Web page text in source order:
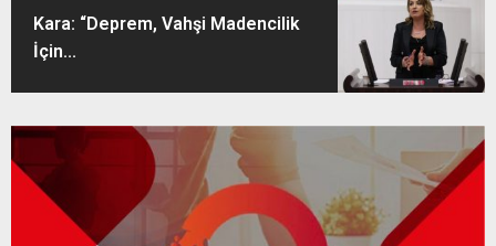
Kara: “Deprem, Vahşi Madencilik
İçin...